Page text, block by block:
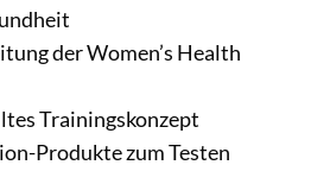
der Women’s Health
Trainingskonzept
Produkte zum Testen